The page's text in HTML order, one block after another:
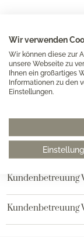
Wir verwenden
Wir können diese zur
unsere Webseite zu
Ihnen ein großartiges
Informationen zu den
Einstellungen.
Hannover
Hamburg am
Hamburg AEZ
Kundenbetreuung
Kundenbetreuung